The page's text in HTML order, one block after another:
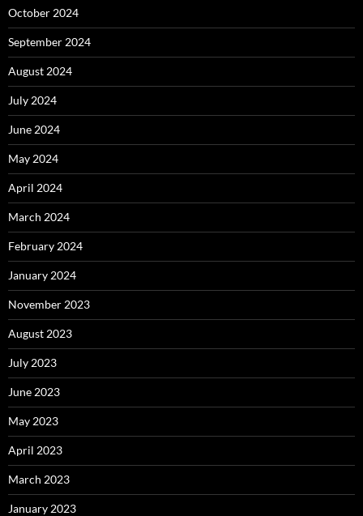
October 2024
September 2024
August 2024
July 2024
June 2024
May 2024
April 2024
March 2024
February 2024
January 2024
November 2023
August 2023
July 2023
June 2023
May 2023
April 2023
March 2023
January 2023